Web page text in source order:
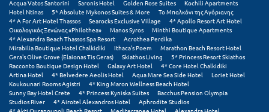
Ιεράπετρα
Ιθάκη
Ικαρία
Ίος
Acqua Vatos Santorini
Saronis Hotel Golden Rose Suites
Kochili Apartments
Hotel Ntinas
5* Absolute Mykonos Suites & More
Το Μπαλκόνι της Αγόριανης
4* A For Art Hotel Thassos
Searocks Exclusive Village
4* Apollo Resort Art Hotel
Οικολογικός Ξενώνας «Philothea»
Manos Syros
Minthi Boutique Apartments
4* Alexandra Beach Thassos Spa Resort
Acrothea Perdika
Mirabilia Boutique Hotel Chalkidiki
Ithaca's Poem
Marathon Beach Resort Hotel
Gera's Olive Grove (Elaionas Tis Geras)
Skiathos Living
5* Princess Resort Skiathos
Racconto Boutique Design Hotel
Galaxy Art Hotel
4* Core Hotel Chalkidiki
Artina Hotel
4* Belvedere Aeolis Hotel Aqua Mare Sea Side Hotel
Loriet Hotel
Koukounari Rooms Agistri
4* King Maron Wellness Beach Hotel
Sunny Bay Hotel Crete
4* Princess Kyniska Suites
Bacchus Pension Olympia
Studios River
4* Airotel Alexandros Hotel
Aphrodite Studios